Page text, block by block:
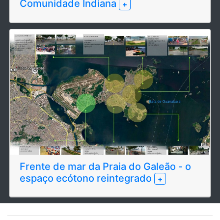
Comunidade Indiana
+
Frente de mar da Praia do Galeão - o
espaço ecótono reintegrado
+